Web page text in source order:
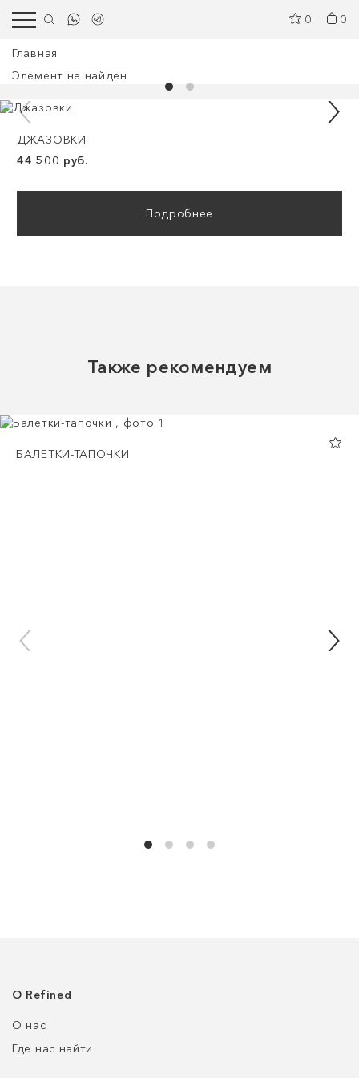
0 0
Главная
Элемент не найден
ДЖАЗОВКИ
44 500 руб.
Подробнее
Также рекомендуем
БАЛЕТКИ-ТАПОЧКИ
О Refined
О нас
Где нас найти